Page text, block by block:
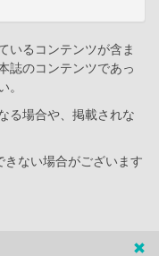
いるコンテンツが含ま
誌のコンテンツであっ
。
る場合や、掲載されな
ない場合がございます